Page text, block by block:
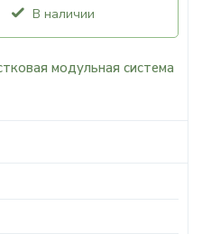
В наличии
модульная система